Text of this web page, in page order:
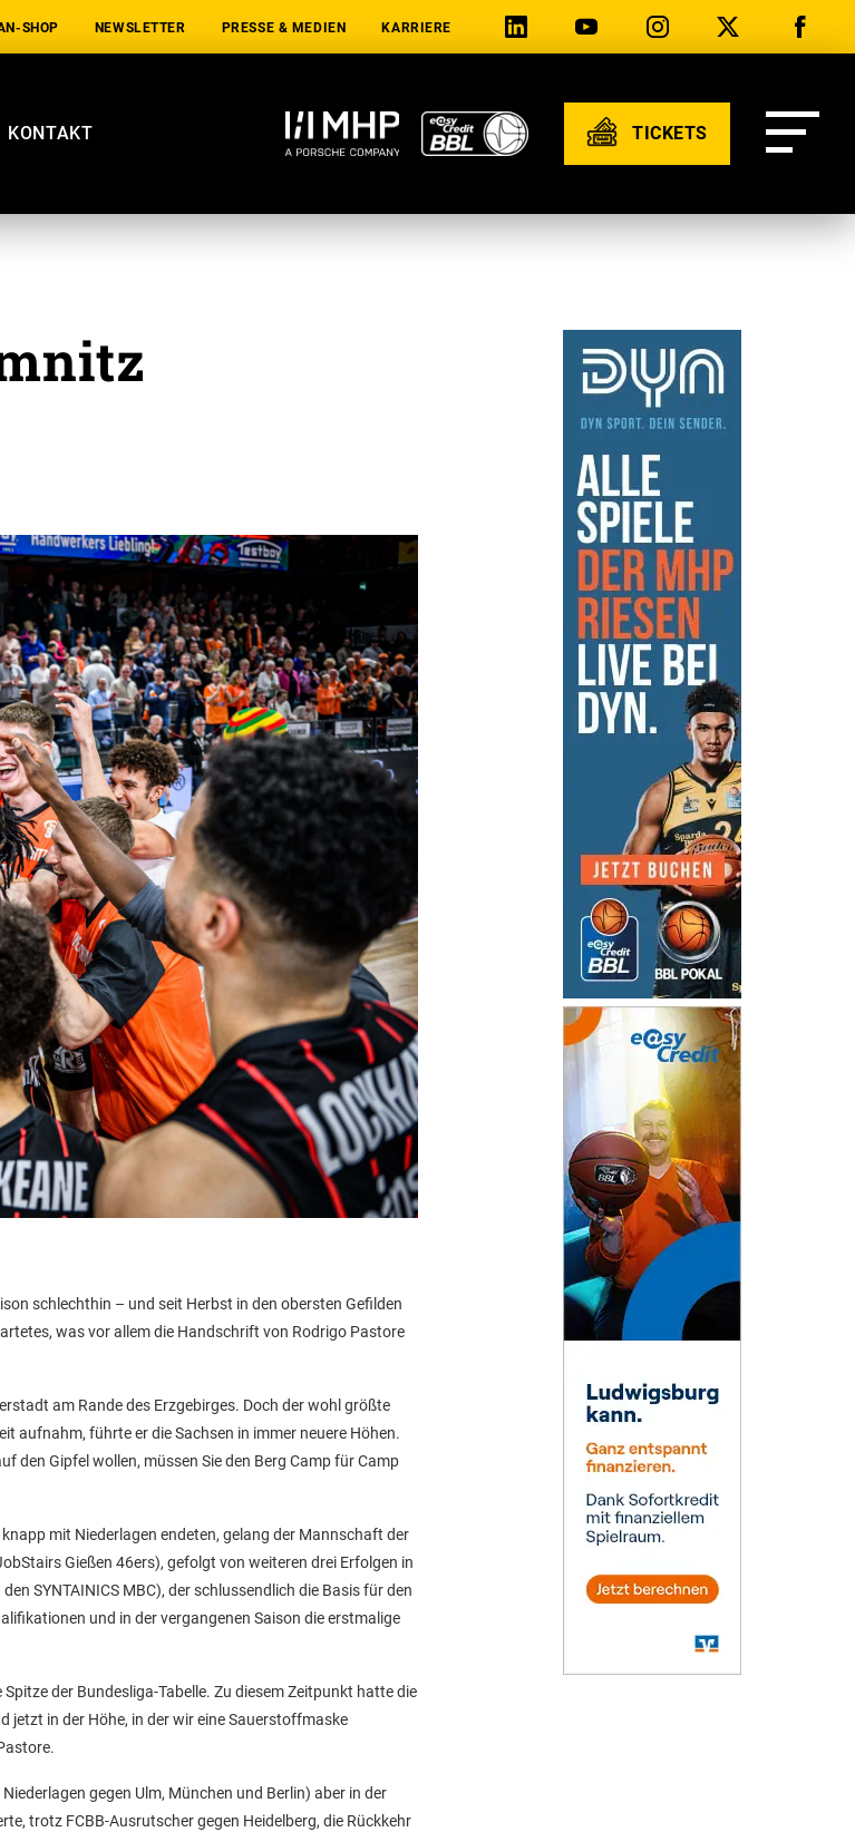
SHOP NEWSLETTER PRESSE & MEDIEN KARRIERE
KONTAKT TICKETS
schlechthin – und seit Herbst in den obersten Gefilden
was vor allem die Handschrift von Rodrigo Pastore
am Rande des Erzgebirges. Doch der wohl größte
aufnahm, führte er die Sachsen in immer neuere Höhen.
den Gipfel wollen, müssen Sie den Berg Camp für Camp
mit Niederlagen endeten, gelang der Mannschaft der
Gießen 46ers), gefolgt von weiteren drei Erfolgen in
SYNTAINICS MBC), der schlussendlich die Basis für den
und in der vergangenen Saison die erstmalige
der Bundesliga-Tabelle. Zu diesem Zeitpunkt hatte die
jetzt in der Höhe, in der wir eine Sauerstoffmaske
gegen Ulm, München und Berlin) aber in der
trotz FCBB-Ausrutscher gegen Heidelberg, die Rückkehr